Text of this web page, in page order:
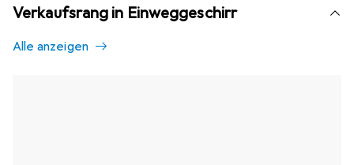
Verkaufsrang in Einweggeschirr
Alle anzeigen